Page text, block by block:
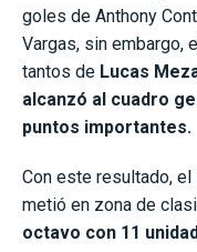
goles de Anthony
Vargas, sin embargo,
tantos de Lucas
alcanzó al cuadro
puntos importantes.
Con este resultado,
metió en zona de
octavo con 11